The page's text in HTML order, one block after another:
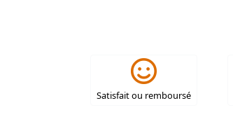
Satisfait ou remboursé